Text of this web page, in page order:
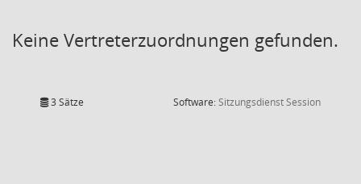
Keine Vertreterzuordnungen gefunden.
3 Sätze Software:SitzungsdienstSession(Wird in